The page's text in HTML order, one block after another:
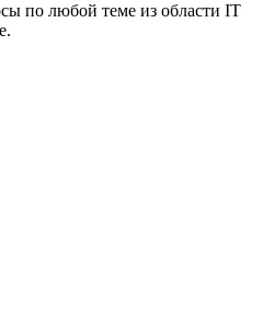
по любой теме из области IT